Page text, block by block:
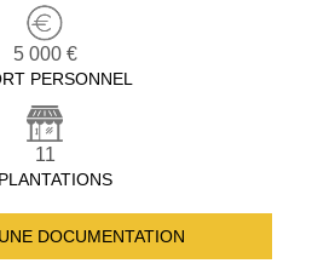
5 000 €
PERSONNEL
11
DOCUMENTATION